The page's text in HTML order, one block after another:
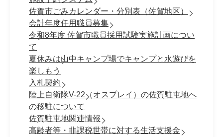
佐賀市ごみカレンダー・分別表（佐賀地区）
会計年度任用職員募集
令和8年度 佐賀市職員採⽤試験実施計画につい
て
夏休みは山中キャンプ場でキャンプと水遊びを
楽しもう
入札契約
陸上自衛隊V-22（オスプレイ）の佐賀駐屯地へ
の移駐について
佐賀駐屯地関連情報
高齢者等・非課税世帯に対する生活支援金